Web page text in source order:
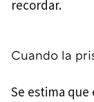
recordar.
Cuando la
Se estima que